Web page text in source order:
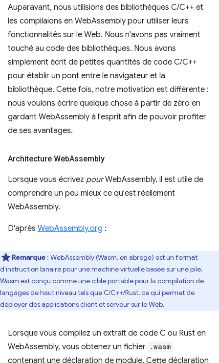
Auparavant, nous utilisions des bibliothèques C/C++ et
les compilaions en WebAssembly pour utiliser leurs
fonctionnalités sur le Web. Nous n'avons pas vraiment
touché au code des bibliothèques. Nous avons
simplement écrit de petites quantités de code C/C++
pour établir un pont entre le navigateur et la
bibliothèque. Cette fois, notre motivation est différente :
nous voulons écrire quelque chose à partir de zéro en
gardant WebAssembly à l'esprit afin de pouvoir profiter
de ses avantages.
Architecture WebAssembly
Lorsque vous écrivez pourWebAssembly, il est utile de
comprendre un peu mieux ce qu'est réellement
WebAssembly.
D'après WebAssembly.org :
Remarque : WebAssembly (Wasm, en abrégé) est un format
d'instruction binaire pour une machine virtuelle basée sur une pile.
Wasm est conçu comme une cible portable pour la compilation de
langages de haut niveau tels que C/C++/Rust, ce qui permet de
déployer des applications client et serveur sur le Web.
Lorsque vous compilez un extrait de code C ou Rust en
WebAssembly, vous obtenez un fichier .wasm
contenant une déclaration de module. Cette déclaration